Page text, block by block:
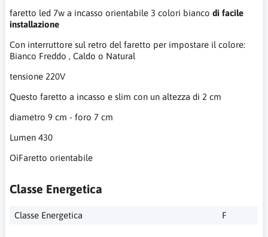
faretto led 7w a incasso orientabile 3 colori bianco di facile
installazione
Con interruttore sul retro del faretto per impostare il colore:
Bianco Freddo , Caldo o Natural
tensione 220V
Questo faretto a incasso e slim con un altezza di 2 cm
diametro 9 cm - foro 7 cm
Lumen 430
OìFaretto orientabile
Classe Energetica
Classe Energetica F